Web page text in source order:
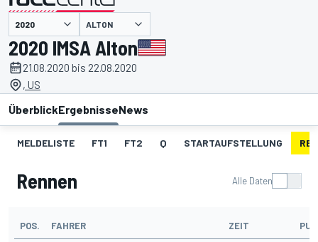
ALTON
2020 IMSA Alton
21.08.2020 bis 22.08.2020
, US
ÜberblickErgebnisseNews
MELDELISTE FT1 FT2 Q STARTAUFSTELLUNG
Rennen Alle Daten
POS. FAHRER ZEIT